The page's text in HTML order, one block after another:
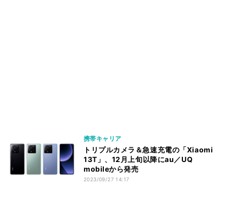
携帯キャリア
トリプルカメラ＆急速充電の「Xiaomi
13T」、12月上旬以降にau／UQ
mobileから発売
2023/09/27 14:17